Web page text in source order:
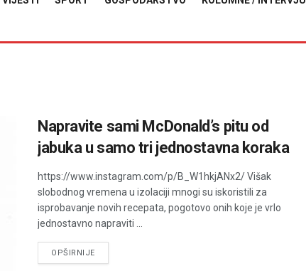
Napravite sami McDonald’s pitu od
jabuka u samo tri jednostavna koraka
https://www.instagram.com/p/B_W1hkjANx2/ Višak
slobodnog vremena u izolaciji mnogi su iskoristili za
isprobavanje novih recepata, pogotovo onih koje je vrlo
jednostavno napraviti ...
OPŠIRNIJEDETAILS